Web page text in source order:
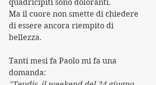
quadricipiti sono doloranti.
Ma il cuore non smette di chiedere
di essere ancora riempito di
bellezza.
Tanti mesi fa Paolo mi fa una
domanda: